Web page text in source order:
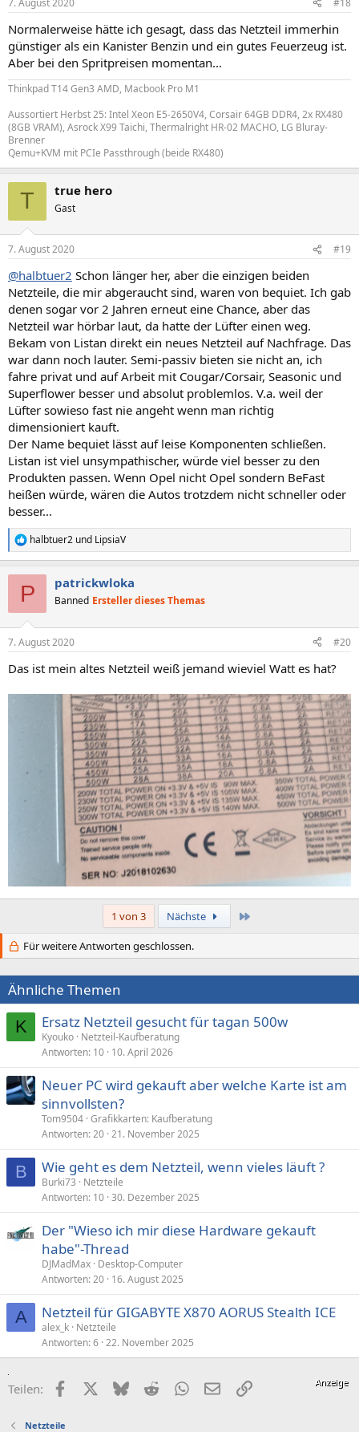
Normalerweise hätte ich gesagt, dass das Netzteil immerhin
günstiger als ein Kanister Benzin und ein gutes Feuerzeug ist.
Aber bei den Spritpreisen momentan...
Thinkpad T14 Gen3 AMD, Macbook Pro M1
Aussortiert Herbst 25: Intel Xeon E5-2650V4, Corsair 64GB DDR4, 2x RX480
(8GB VRAM), Asrock X99 Taichi, Thermalright HR-02 MACHO, LG Bluray-
Brenner
Qemu+KVM mit PCIe Passthrough (beide RX480)
T true hero
Gast
7. August 2020 #19
@halbtuer2 Schon länger her, aber die einzigen beiden
Netzteile, die mir abgeraucht sind, waren von bequiet. Ich gab
denen sogar vor 2 Jahren erneut eine Chance, aber das
Netzteil war hörbar laut, da hatte der Lüfter einen weg.
Bekam von Listan direkt ein neues Netzteil auf Nachfrage. Das
war dann noch lauter. Semi-passiv bieten sie nicht an, ich
fahre privat und auf Arbeit mit Cougar/Corsair, Seasonic und
Superflower besser und absolut problemlos. V.a. weil der
Lüfter sowieso fast nie angeht wenn man richtig
dimensioniert kauft.
Der Name bequiet lässt auf leise Komponenten schließen.
Listan ist viel unsympathischer, würde viel besser zu den
Produkten passen. Wenn Opel nicht Opel sondern BeFast
heißen würde, wären die Autos trotzdem nicht schneller oder
besser...
R
e
e
:
halbtuer2 und LipsiaV
P patrickwloka
Banned Ersteller dieses Themas
7. August 2020 #20
Das ist mein altes Netzteil weiß jemand wieviel Watt es hat?
1 von 3 Nächste
Für weitere Antworten geschlossen.
Ähnliche Themen
K Ersatz Netzteil gesucht für tagan 500w
Kyouko Netzteil-Kaufberatung
Antworten 10 10. April 2026
Neuer PC wird gekauft aber welche Karte ist am
sinnvollsten?
Tom9504 Grafikkarten: Kaufberatung
Antworten 20 21. November 2025
B Wie geht es dem Netzteil, wenn vieles läuft ?
Burki73
Netzteile
Antworten 10 30. Dezember 2025
Der "Wieso ich mir diese Hardware gekauft
habe"-Thread
DJMadMax Desktop-Computer
Antworten 20 16. August 2025
A Netzteil für GIGABYTE X870 AORUS Stealth ICE
alex_k Netzteile
Antworten 6 22. November 2025
Teilen: FacebookX (Twitter)
BlueskyRedditWhatsApp
E-MailLink
Netzteile